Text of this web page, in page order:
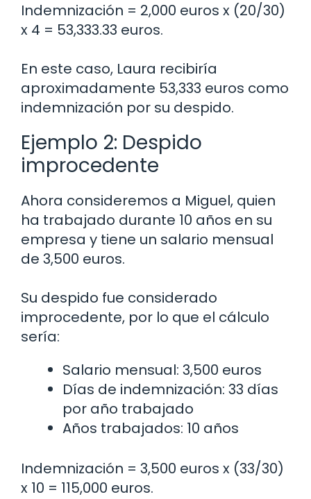
Indemnización = 2,000 euros x (20/30)
x 4 = 53,333.33 euros.
En este caso, Laura recibiría
aproximadamente 53,333 euros como
indemnización por su despido.
Ejemplo 2: Despido
improcedente
Ahora consideremos a Miguel, quien
ha trabajado durante 10 años en su
empresa y tiene un salario mensual
de 3,500 euros.
Su despido fue considerado
improcedente, por lo que el cálculo
sería:
Salario mensual: 3,500 euros
Días de indemnización: 33 días
por año trabajado
Años trabajados: 10 años
Indemnización = 3,500 euros x (33/30)
x 10 = 115,000 euros.